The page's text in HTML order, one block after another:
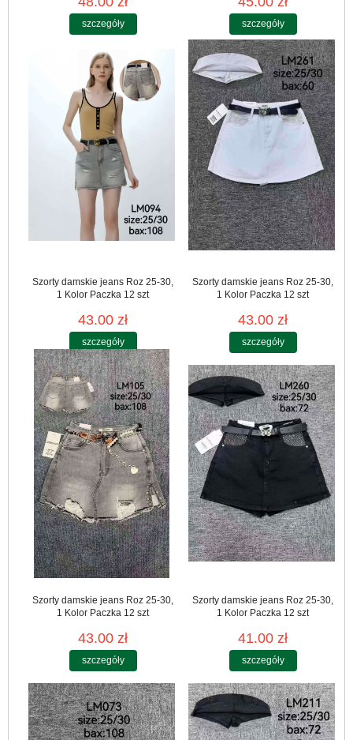
szczegóły szczegóły
Szorty damskie jeans Roz 25-30,
1 Kolor Paczka 12 szt
43.00 zł
szczegóły
Szorty damskie jeans Roz 25-30,
1 Kolor Paczka 12 szt
43.00 zł
szczegóły
Szorty damskie jeans Roz 25-30,
1 Kolor Paczka 12 szt
43.00 zł
szczegóły
Szorty damskie jeans Roz 25-30,
1 Kolor Paczka 12 szt
41.00 zł
szczegóły